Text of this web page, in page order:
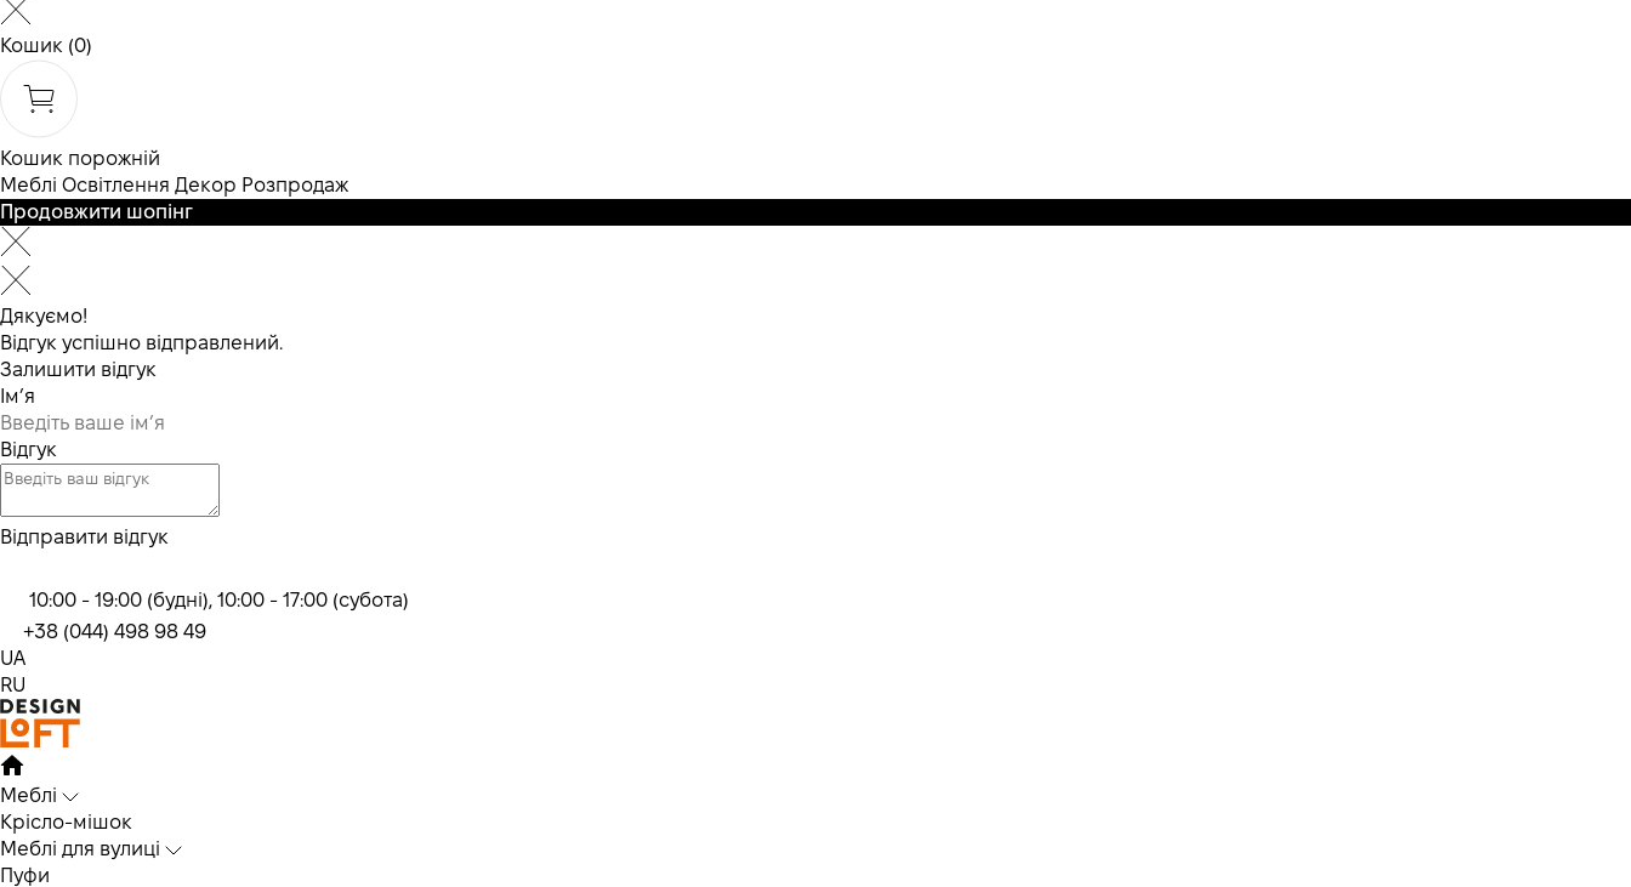
Кошик (0)
Кошик порожній
Меблі Освітлення Декор Розпродаж
Продовжити шопінг
Дякуємо!
Відгук успішно відправлений.
Залишити відгук
Ім’я
Відгук
Відправити відгук
10:00 - 19:00 (будні), 10:00 - 17:00 (субота)
+38 (044) 498 98 49
UA
RU
Меблі
Крісло-мішок
Меблі для вулиці
Пуфи